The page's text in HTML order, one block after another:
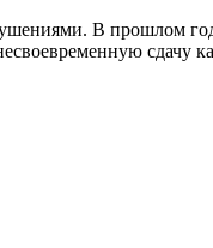
В прошлом
сдачу